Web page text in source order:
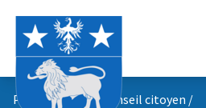
Propositions du conseil citoyen /